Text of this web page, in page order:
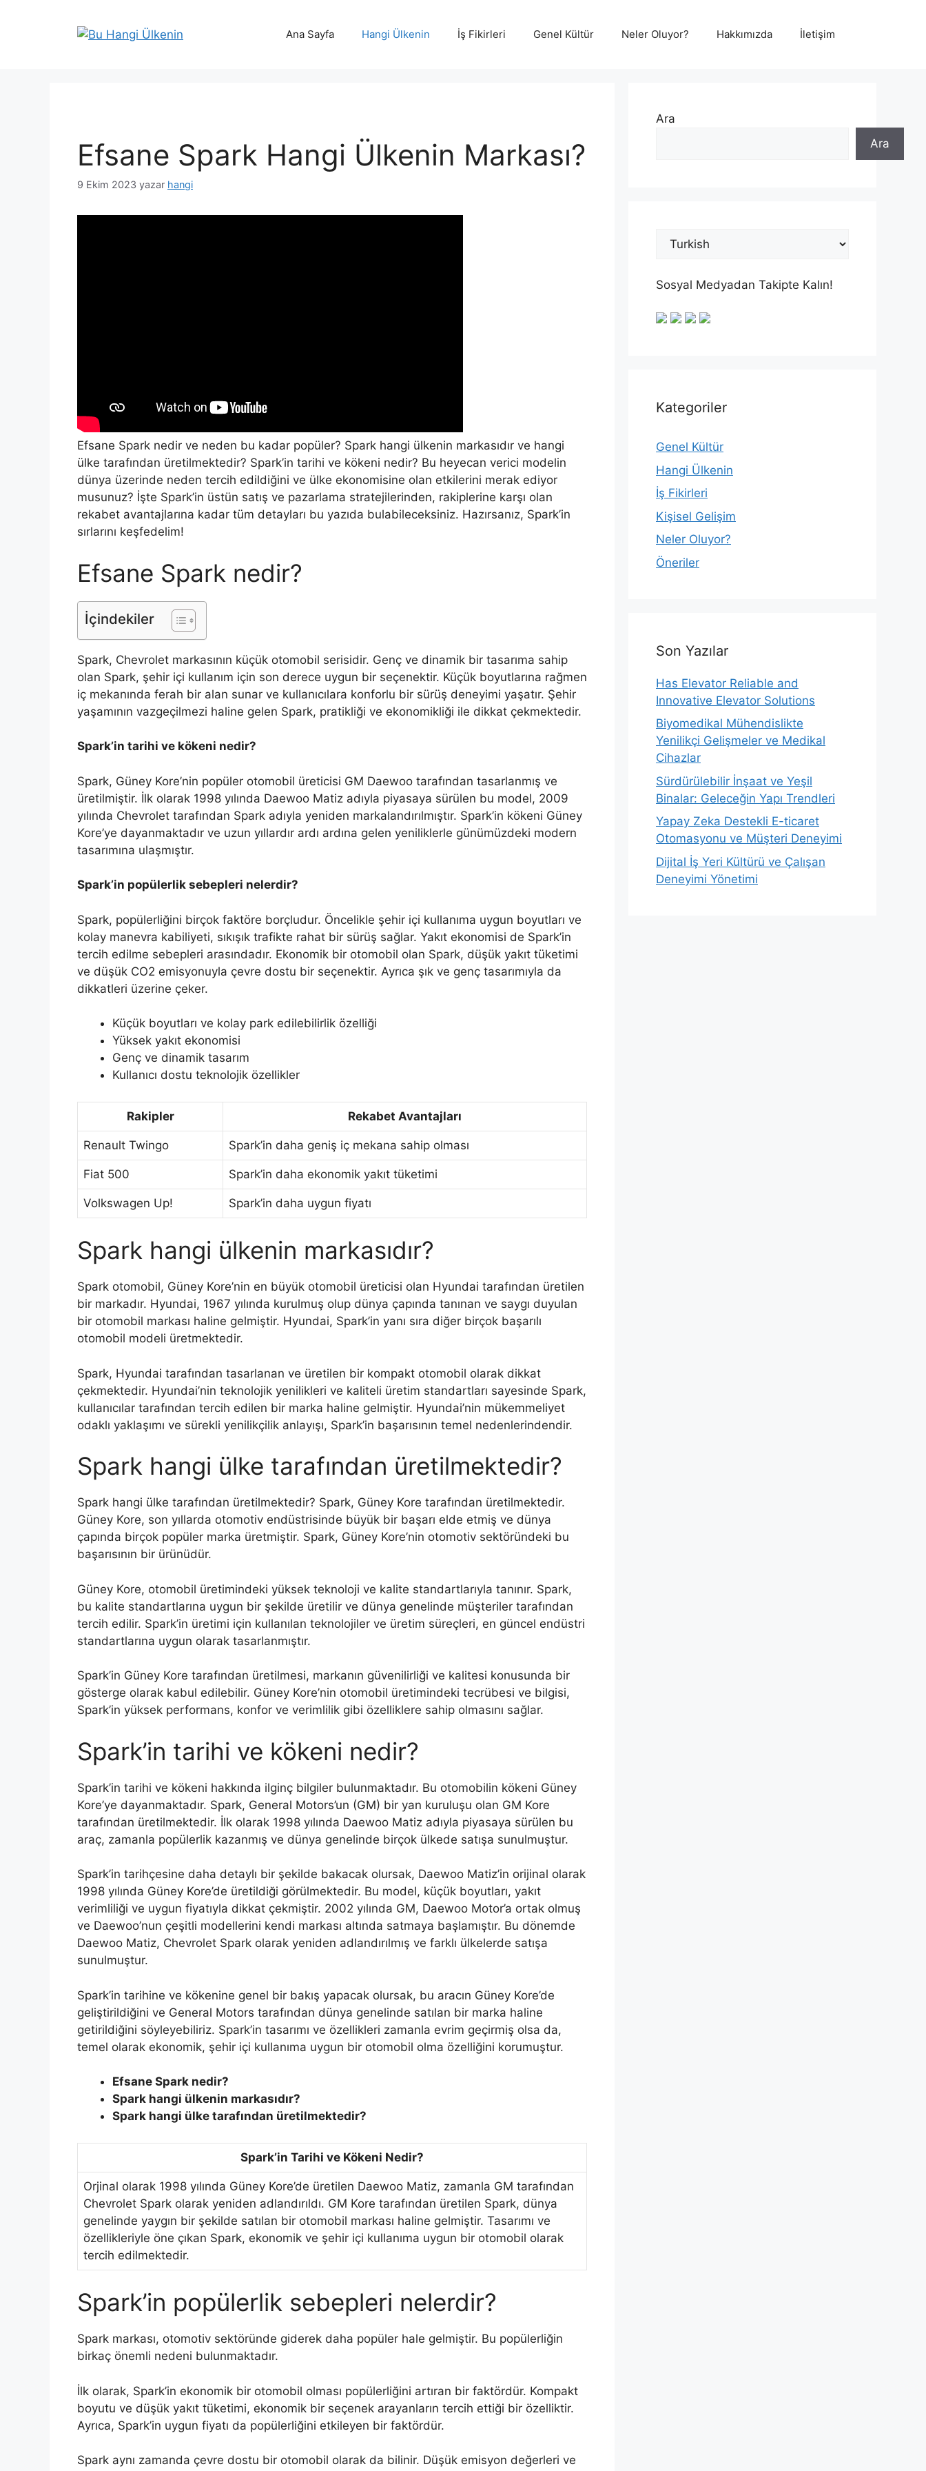
Ana Sayfa Hangi Ülkenin İş Fikirleri Genel Kültür Neler Oluyor? Hakkımızda İletişim
Efsane Spark Hangi Ülkenin Markası?
9 Ekim 2023 yazar hangi
Efsane Spark nedir ve neden bu kadar popüler? Spark hangi ülkenin markasıdır ve hangi
ülke tarafından üretilmektedir? Spark’in tarihi ve kökeni nedir? Bu heyecan verici modelin
dünya üzerinde neden tercih edildiğini ve ülke ekonomisine olan etkilerini merak ediyor
musunuz? İşte Spark’in üstün satış ve pazarlama stratejilerinden, rakiplerine karşı olan
rekabet avantajlarına kadar tüm detayları bu yazıda bulabileceksiniz. Hazırsanız, Spark’in
sırlarını keşfedelim!
Efsane Spark nedir?
İçindekiler
Spark, Chevrolet markasının küçük otomobil serisidir. Genç ve dinamik bir tasarıma sahip
olan Spark, şehir içi kullanım için son derece uygun bir seçenektir. Küçük boyutlarına rağmen
iç mekanında ferah bir alan sunar ve kullanıcılara konforlu bir sürüş deneyimi yaşatır. Şehir
yaşamının vazgeçilmezi haline gelen Spark, pratikliği ve ekonomikliği ile dikkat çekmektedir.
Spark’in tarihi ve kökeni nedir?
Spark, Güney Kore’nin popüler otomobil üreticisi GM Daewoo tarafından tasarlanmış ve
üretilmiştir. İlk olarak 1998 yılında Daewoo Matiz adıyla piyasaya sürülen bu model, 2009
yılında Chevrolet tarafından Spark adıyla yeniden markalandırılmıştır. Spark’in kökeni Güney
Kore’ye dayanmaktadır ve uzun yıllardır ardı ardına gelen yeniliklerle günümüzdeki modern
tasarımına ulaşmıştır.
Spark’in popülerlik sebepleri nelerdir?
Spark, popülerliğini birçok faktöre borçludur. Öncelikle şehir içi kullanıma uygun boyutları ve
kolay manevra kabiliyeti, sıkışık trafikte rahat bir sürüş sağlar. Yakıt ekonomisi de Spark’in
tercih edilme sebepleri arasındadır. Ekonomik bir otomobil olan Spark, düşük yakıt tüketimi
ve düşük CO2 emisyonuyla çevre dostu bir seçenektir. Ayrıca şık ve genç tasarımıyla da
dikkatleri üzerine çeker.
Küçük boyutları ve kolay park edilebilirlik özelliği
Yüksek yakıt ekonomisi
Genç ve dinamik tasarım
Kullanıcı dostu teknolojik özellikler
Rakipler Rekabet Avantajları
Renault Twingo Spark’in daha geniş iç mekana sahip olması
Fiat 500 Spark’in daha ekonomik yakıt tüketimi
Volkswagen Up! Spark’in daha uygun fiyatı
Spark hangi ülkenin markasıdır?
Spark otomobil, Güney Kore’nin en büyük otomobil üreticisi olan Hyundai tarafından üretilen
bir markadır. Hyundai, 1967 yılında kurulmuş olup dünya çapında tanınan ve saygı duyulan
bir otomobil markası haline gelmiştir. Hyundai, Spark’in yanı sıra diğer birçok başarılı
otomobil modeli üretmektedir.
Spark, Hyundai tarafından tasarlanan ve üretilen bir kompakt otomobil olarak dikkat
çekmektedir. Hyundai’nin teknolojik yenilikleri ve kaliteli üretim standartları sayesinde Spark,
kullanıcılar tarafından tercih edilen bir marka haline gelmiştir. Hyundai’nin mükemmeliyet
odaklı yaklaşımı ve sürekli yenilikçilik anlayışı, Spark’in başarısının temel nedenlerindendir.
Spark hangi ülke tarafından üretilmektedir?
Spark hangi ülke tarafından üretilmektedir? Spark, Güney Kore tarafından üretilmektedir.
Güney Kore, son yıllarda otomotiv endüstrisinde büyük bir başarı elde etmiş ve dünya
çapında birçok popüler marka üretmiştir. Spark, Güney Kore’nin otomotiv sektöründeki bu
başarısının bir ürünüdür.
Güney Kore, otomobil üretimindeki yüksek teknoloji ve kalite standartlarıyla tanınır. Spark,
bu kalite standartlarına uygun bir şekilde üretilir ve dünya genelinde müşteriler tarafından
tercih edilir. Spark’in üretimi için kullanılan teknolojiler ve üretim süreçleri, en güncel endüstri
standartlarına uygun olarak tasarlanmıştır.
Spark’in Güney Kore tarafından üretilmesi, markanın güvenilirliği ve kalitesi konusunda bir
gösterge olarak kabul edilebilir. Güney Kore’nin otomobil üretimindeki tecrübesi ve bilgisi,
Spark’in yüksek performans, konfor ve verimlilik gibi özelliklere sahip olmasını sağlar.
Spark’in tarihi ve kökeni nedir?
Spark’in tarihi ve kökeni hakkında ilginç bilgiler bulunmaktadır. Bu otomobilin kökeni Güney
Kore’ye dayanmaktadır. Spark, General Motors’un (GM) bir yan kuruluşu olan GM Kore
tarafından üretilmektedir. İlk olarak 1998 yılında Daewoo Matiz adıyla piyasaya sürülen bu
araç, zamanla popülerlik kazanmış ve dünya genelinde birçok ülkede satışa sunulmuştur.
Spark’in tarihçesine daha detaylı bir şekilde bakacak olursak, Daewoo Matiz’in orijinal olarak
1998 yılında Güney Kore’de üretildiği görülmektedir. Bu model, küçük boyutları, yakıt
verimliliği ve uygun fiyatıyla dikkat çekmiştir. 2002 yılında GM, Daewoo Motor’a ortak olmuş
ve Daewoo’nun çeşitli modellerini kendi markası altında satmaya başlamıştır. Bu dönemde
Daewoo Matiz, Chevrolet Spark olarak yeniden adlandırılmış ve farklı ülkelerde satışa
sunulmuştur.
Spark’in tarihine ve kökenine genel bir bakış yapacak olursak, bu aracın Güney Kore’de
geliştirildiğini ve General Motors tarafından dünya genelinde satılan bir marka haline
getirildiğini söyleyebiliriz. Spark’in tasarımı ve özellikleri zamanla evrim geçirmiş olsa da,
temel olarak ekonomik, şehir içi kullanıma uygun bir otomobil olma özelliğini korumuştur.
Efsane Spark nedir?
Spark hangi ülkenin markasıdır?
Spark hangi ülke tarafından üretilmektedir?
Spark’in Tarihi ve Kökeni Nedir?
Orjinal olarak 1998 yılında Güney Kore’de üretilen Daewoo Matiz, zamanla GM tarafından
Chevrolet Spark olarak yeniden adlandırıldı. GM Kore tarafından üretilen Spark, dünya
genelinde yaygın bir şekilde satılan bir otomobil markası haline gelmiştir. Tasarımı ve
özellikleriyle öne çıkan Spark, ekonomik ve şehir içi kullanıma uygun bir otomobil olarak
tercih edilmektedir.
Spark’in popülerlik sebepleri nelerdir?
Spark markası, otomotiv sektöründe giderek daha popüler hale gelmiştir. Bu popülerliğin
birkaç önemli nedeni bulunmaktadır.
İlk olarak, Spark’in ekonomik bir otomobil olması popülerliğini artıran bir faktördür. Kompakt
boyutu ve düşük yakıt tüketimi, ekonomik bir seçenek arayanların tercih ettiği bir özelliktir.
Ayrıca, Spark’in uygun fiyatı da popülerliğini etkileyen bir faktördür.
Spark aynı zamanda çevre dostu bir otomobil olarak da bilinir. Düşük emisyon değerleri ve
Ara
Ara
Sosyal Medyadan Takipte Kalın!
Kategoriler
Genel Kültür
Hangi Ülkenin
İş Fikirleri
Kişisel Gelişim
Neler Oluyor?
Öneriler
Son Yazılar
Has Elevator Reliable and
Innovative Elevator Solutions
Biyomedikal Mühendislikte
Yenilikçi Gelişmeler ve Medikal
Cihazlar
Sürdürülebilir İnşaat ve Yeşil
Binalar: Geleceğin Yapı Trendleri
Yapay Zeka Destekli E-ticaret
Otomasyonu ve Müşteri Deneyimi
Dijital İş Yeri Kültürü ve Çalışan
Deneyimi Yönetimi